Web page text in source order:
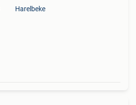
Harelbeke